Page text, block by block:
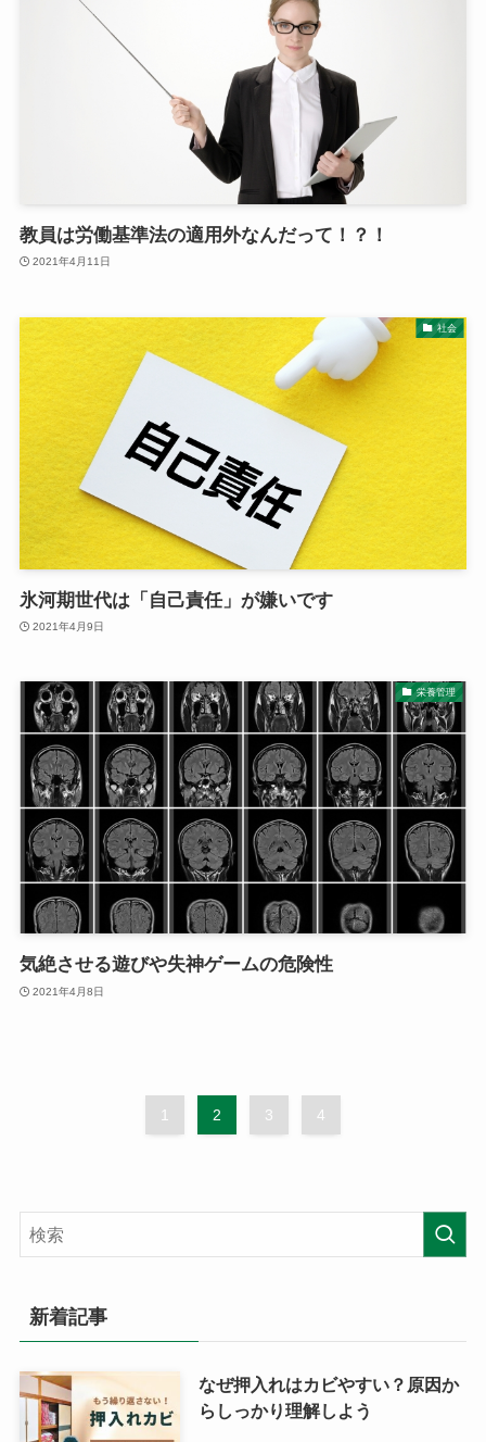
教員は労働基準法の適用外なんだって！？！
2021年4月11日
社会
氷河期世代は「自己責任」が嫌いです
2021年4月9日
栄養管理
気絶させる遊びや失神ゲームの危険性
2021年4月8日
1 2 3 4
新着記事
なぜ押入れはカビやすい？原因か
らしっかり理解しよう